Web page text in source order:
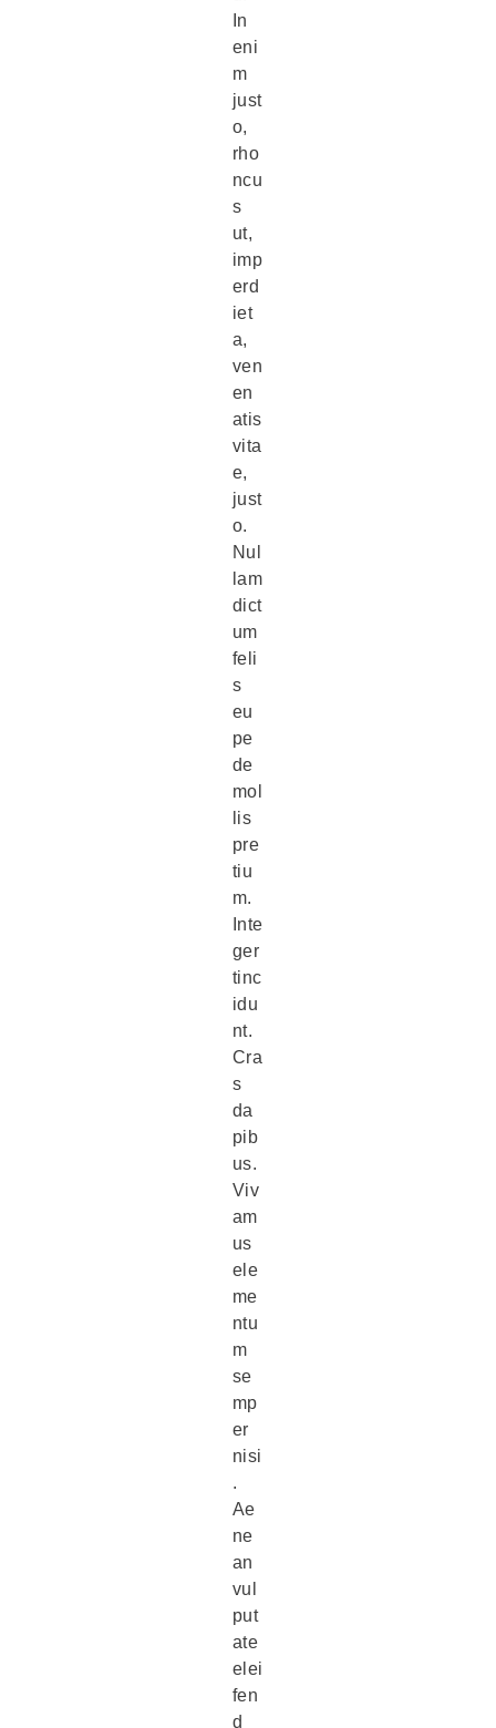
In
eni
m
just
o,
rho
ncu
s
ut,
imp
erd
iet
a,
ven
en
atis
vita
e,
just
o.
Nul
lam
dict
um
feli
s
eu
pe
de
mol
lis
pre
tiu
m.
Inte
ger
tinc
idu
nt.
Cra
s
da
pib
us.
Viv
am
us
ele
me
ntu
m
se
mp
er
nisi
.
Ae
ne
an
vul
put
ate
elei
fen
d